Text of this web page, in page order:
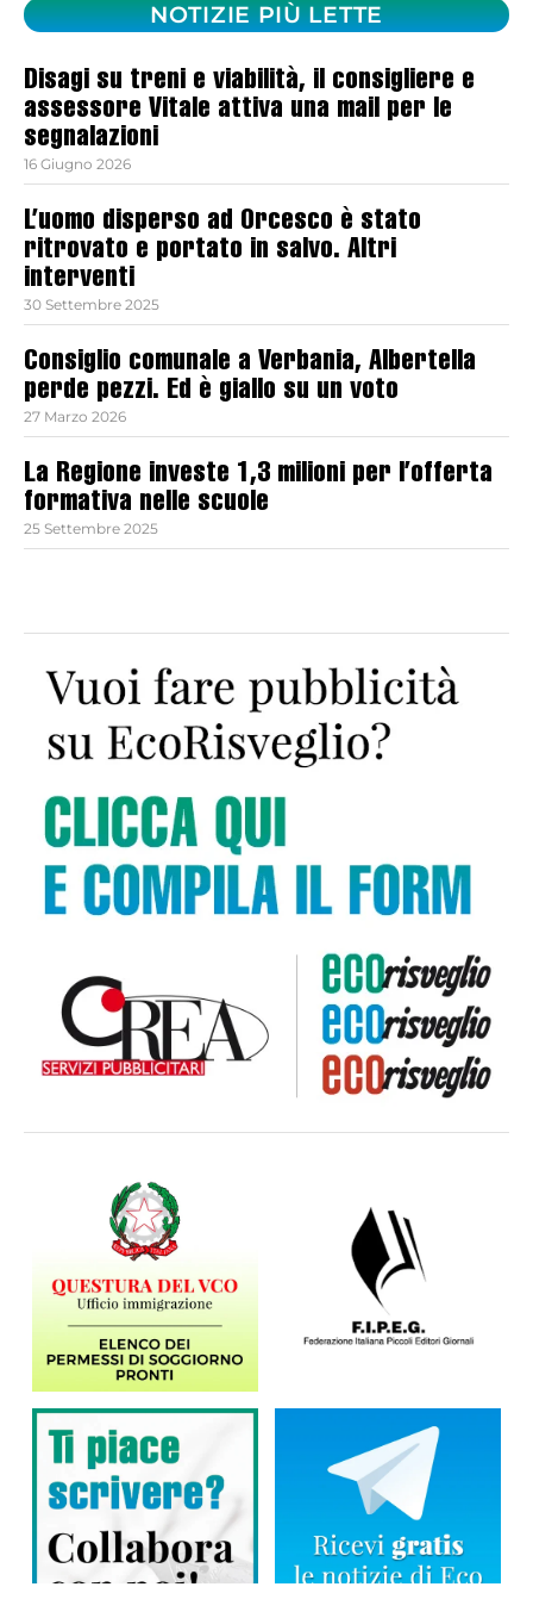
NOTIZIE PIÙ LETTE
Disagi su treni e viabilità, il consigliere e
assessore Vitale attiva una mail per le
segnalazioni
16 Giugno 2026
L’uomo disperso ad Orcesco è stato
ritrovato e portato in salvo. Altri
interventi
30 Settembre 2025
Consiglio comunale a Verbania, Albertella
perde pezzi. Ed è giallo su un voto
27 Marzo 2026
La Regione investe 1,3 milioni per l’offerta
formativa nelle scuole
25 Settembre 2025